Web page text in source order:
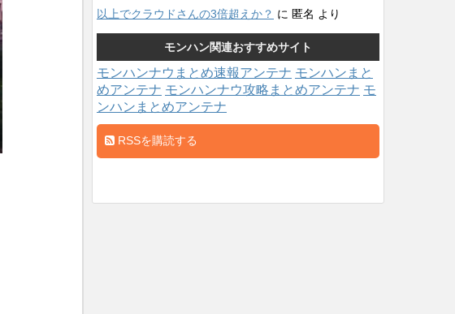
以上でクラウドさんの3倍超えか？ に 匿名 より
モンハン関連おすすめサイト
モンハンナウまとめ速報アンテナ モンハンまと
めアンテナ モンハンナウ攻略まとめアンテナ モ
ンハンまとめアンテナ
RSSを購読する